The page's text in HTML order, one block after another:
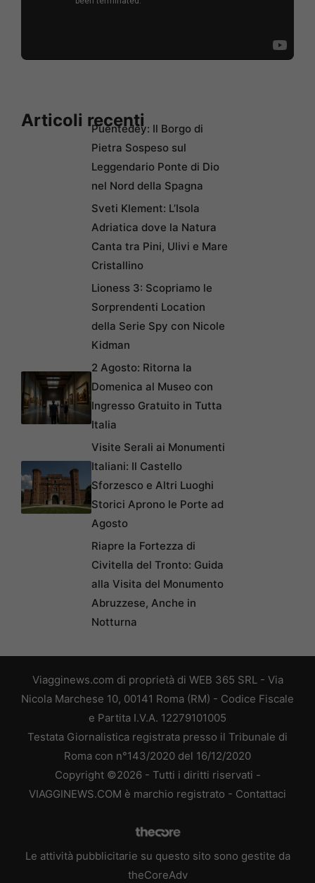
Articoli recentiPuentedey: Il Borgo di
Pietra Sospeso sul
Leggendario Ponte di Dio
nel Nord della Spagna
Sveti Klement: L’Isola
Adriatica dove la Natura
Canta tra Pini, Ulivi e Mare
Cristallino
Lioness 3: Scopriamo le
Sorprendenti Location
della Serie Spy con Nicole
Kidman
2 Agosto: Ritorna la
Domenica al Museo con
Ingresso Gratuito in Tutta
Italia
Visite Serali ai Monumenti
Italiani: Il Castello
Sforzesco e Altri Luoghi
Storici Aprono le Porte ad
Agosto
Riapre la Fortezza di
Civitella del Tronto: Guida
alla Visita del Monumento
Abruzzese, Anche in
Notturna
Viagginews.com di proprietà di WEB 365 SRL - Via
Nicola Marchese 10, 00141 Roma (RM) - Codice Fiscale
e Partita I.V.A. 12279101005
Testata Giornalistica registrata presso il Tribunale di
Roma con n°143/2020 del 16/12/2020
Copyright ©2026 - Tutti i diritti riservati -
VIAGGINEWS.COM è marchio registrato - Contattaci
Le attività pubblicitarie su questo sito sono gestite da
theCoreAdv